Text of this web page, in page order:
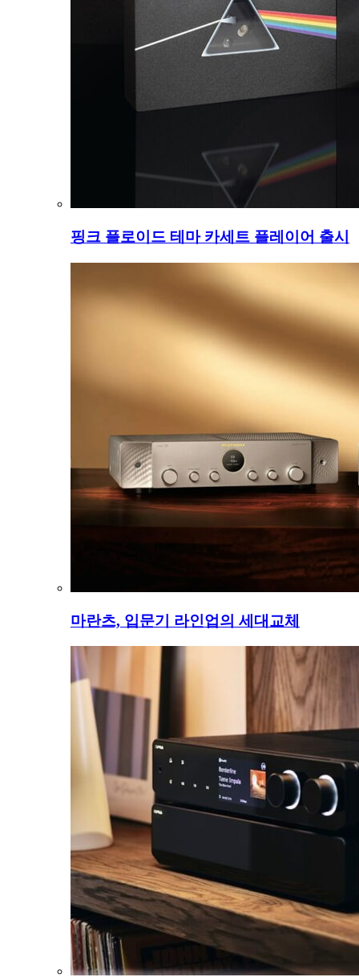
핑크 플로이드 테마 카세트 플레이어 출시
마란츠, 입문기 라인업의 세대교체